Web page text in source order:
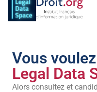
Vous
Legal Data
Alors consultez et